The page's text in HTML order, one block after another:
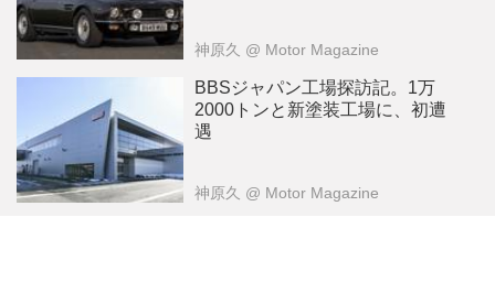
神原久 @ Motor Magazine
BBSジャパン工場探訪記。1万
2000トンと新塗装工場に、初遭
遇
神原久 @ Motor Magazine